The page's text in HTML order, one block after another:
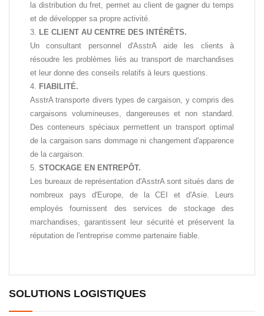
la distribution du fret, permet au client de gagner du temps
et de développer sa propre activité.
LE CLIENT AU CENTRE DES INTÉRÊTS.
Un consultant personnel d'AsstrA aide les clients à
résoudre les problèmes liés au transport de marchandises
et leur donne des conseils relatifs à leurs questions.
FIABILITÉ.
AsstrA transporte divers types de cargaison, y compris des
cargaisons volumineuses, dangereuses et non standard.
Des conteneurs spéciaux permettent un transport optimal
de la cargaison sans dommage ni changement d'apparence
de la cargaison.
STOCKAGE EN ENTREPÔT.
Les bureaux de représentation d'AsstrA sont situés dans de
nombreux pays d'Europe, de la CEI et d'Asie. Leurs
employés fournissent des services de stockage des
marchandises, garantissent leur sécurité et préservent la
réputation de l'entreprise comme partenaire fiable.
SOLUTIONS LOGISTIQUES